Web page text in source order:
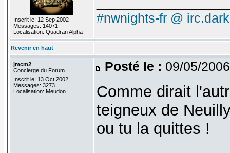
Inscrit le: 12 Sep 2002
Messages: 14071
Localisation: Quadran Alpha
#nwnights-fr @
Revenir en haut
jmcm2
Concierge du Forum
Inscrit le: 13 Oct 2002
Messages: 3273
Localisation: Meudon
Posté le : 09/05/
Comme dirait
teigneux de
ou tu la quittes !